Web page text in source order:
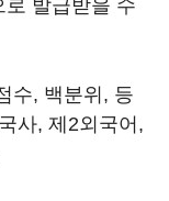
발급받을 수
수, 백분위, 등
사, 제2외국어,